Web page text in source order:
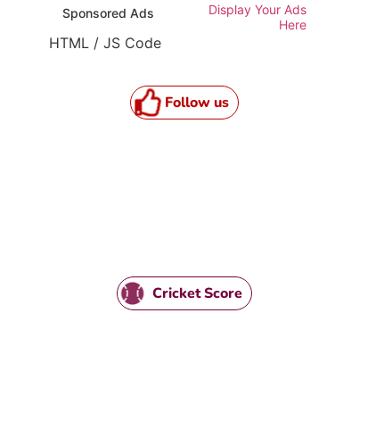
/ JS CodeSponsored Ads
Display Your Ads
Here
HTML / JS Code
Follow us
Cricket Score